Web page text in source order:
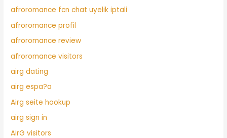
afroromance fcn chat uyelik iptali
afroromance profil
afroromance review
afroromance visitors
airg dating
airg espa?a
Airg seite hookup
airg sign in
AirG visitors